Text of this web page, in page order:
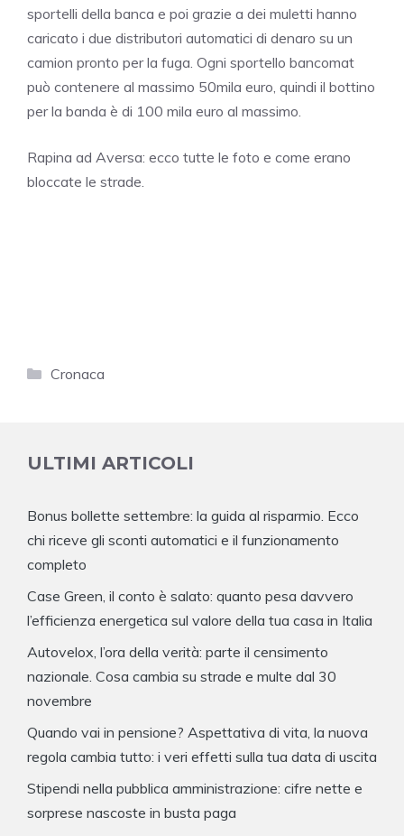
sportelli della banca e poi grazie a dei muletti hanno
caricato i due distributori automatici di denaro su un
camion pronto per la fuga. Ogni sportello bancomat
può contenere al massimo 50mila euro, quindi il bottino
per la banda è di 100 mila euro al massimo.
Rapina ad Aversa: ecco tutte le foto e come erano
bloccate le strade.
Categorie
Cronaca
ULTIMI ARTICOLI
Bonus bollette settembre: la guida al risparmio. Ecco
chi riceve gli sconti automatici e il funzionamento
completo
Case Green, il conto è salato: quanto pesa davvero
l’efficienza energetica sul valore della tua casa in Italia
Autovelox, l’ora della verità: parte il censimento
nazionale. Cosa cambia su strade e multe dal 30
novembre
Quando vai in pensione? Aspettativa di vita, la nuova
regola cambia tutto: i veri effetti sulla tua data di uscita
Stipendi nella pubblica amministrazione: cifre nette e
sorprese nascoste in busta paga